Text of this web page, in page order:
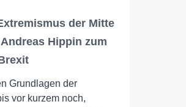
der Mitte
Hippin zum
Grundlagen der
vor kurzem noch,